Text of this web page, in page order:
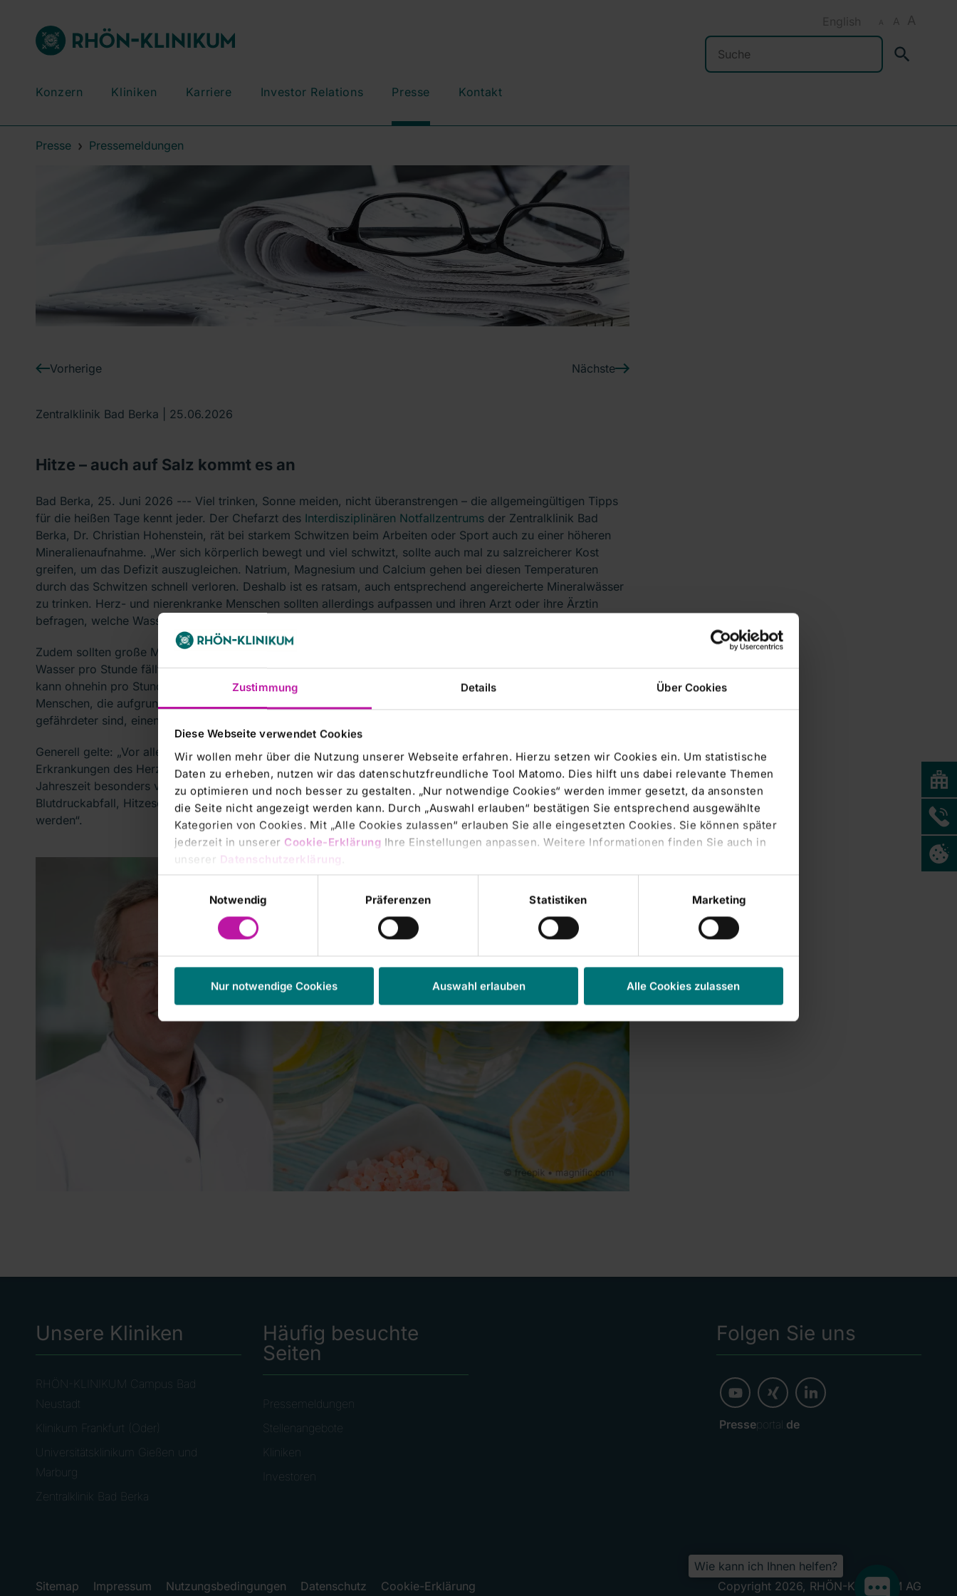
Zustimmung Details Über Cookies
Diese Webseite verwendet Cookies
Wir wollen mehr über die Nutzung unserer Webseite erfahren. Hierzu setzen wir Cookies ein. Um statistische
Daten zu erheben, nutzen wir das datenschutzfreundliche Tool Matomo. Dies hilft uns dabei relevante Themen
zu optimieren und noch besser zu gestalten. „Nur notwendige Cookies“ werden immer gesetzt, da ansonsten
die Seite nicht angezeigt werden kann. Durch „Auswahl erlauben“ bestätigen Sie entsprechend ausgewählte
Kategorien von Cookies. Mit „Alle Cookies zulassen“ erlauben Sie alle eingesetzten Cookies. Sie können später
jederzeit in unserer Cookie-Erklärung Ihre Einstellungen anpassen. Weitere Informationen finden Sie auch in
unserer Datenschutzerklärung
Notwendig
Präferenzen Statistiken Marketing
Nur notwendige Cookies Auswahl erlauben Alle Cookies zulassen
A A A
English
Suchen
Konzern Kliniken Karriere Investor Relations Presse Kontakt
Presse Pressemeldungen
Vorherige Nächste
Zentralklinik Bad Berka | 25.06.2026
Hitze – auch auf Salz kommt es an
Bad Berka, 25. Juni 2026 --- Viel trinken, Sonne meiden, nicht überanstrengen – die allgemeingültigen Tipps
für die heißen Tage kennt jeder. Der Chefarzt des Interdisziplinären Notfallzentrums der Zentralklinik Bad
Berka, Dr. Christian Hohenstein, rät bei starkem Schwitzen beim Arbeiten oder Sport auch zu einer höheren
Mineralienaufnahme. „Wer sich körperlich bewegt und viel schwitzt, sollte auch mal zu salzreicherer Kost
greifen, um das Defizit auszugleichen. Natrium, Magnesium und Calcium gehen bei diesen Temperaturen
durch das Schwitzen schnell verloren. Deshalb ist es ratsam, auch entsprechend angereicherte Mineralwässer
zu trinken. Herz- und nierenkranke Menschen sollten allerdings aufpassen und ihren Arzt oder ihre Ärztin
befragen, welche Wassersorten und -mengen für sie geeignet sind“.
Zudem sollten große Mengen Getränke nicht auf einmal, sondern aufgeteilt getrunken werden. „Ein Glas
Wasser pro Stunde fällt auch Menschen leicht, die sonst nicht auf ihre Flüssigkeitsmenge kommen. Der Körper
kann ohnehin pro Stunde nur 500 bis 800 ml aufnehmen“, so der Chefarzt. Dieser Rat gelte auch für ältere
Menschen, die aufgrund von fehlendem Durstgefühl in einen Flüssigkeitsmangel geraten und so auch
gefährdeter sind, einen Hitzekrampf zu bekommen.
Generell gelte: „Vor allem ältere Menschen, Kleinkinder, Schwangere sowie Menschen mit chronischen
Erkrankungen des Herz-Kreislauf-Systems, der Atemwege oder des Stoffwechsels müssen in dieser
Jahreszeit besonders vorsichtig sein. Bei zunehmenden Beschwerden, z. B. Verwirrtheitszuständen, massivem
Blutdruckabfall, Hitzeschlag, Kollaps oder Krämpfen sollte sofort ein Arzt aufgesucht oder die 112 angerufen
werden“.
Unsere Kliniken
RHÖN-KLINIKUM Campus Bad
Neustadt
Klinikum Frankfurt (Oder)
Universitätsklinikum Gießen und
Marburg
Zentralklinik Bad Berka
Häufig besuchte
Seiten
Pressemeldungen
Stellenangebote
Kliniken
Investoren
Folgen Sie uns
Presseportal. de
Sitemap Impressum Nutzungsbedingungen Datenschutz Cookie-Erklärung Copyright 2026, RHÖN-KLINIKUM AG
Wie kann ich Ihnen helfen?